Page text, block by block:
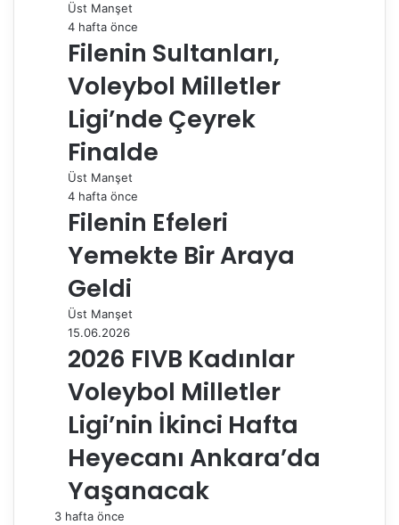
ş
Üst Manşet
4 hafta önce
Filenin Sultanları,
Voleybol Milletler
Ligi’nde Çeyrek
Finalde
Üst Manşet
4 hafta önce
Filenin Efeleri
Yemekte Bir Araya
Geldi
Üst Manşet
15.06.2026
2026 FIVB Kadınlar
Voleybol Milletler
Ligi’nin İkinci Hafta
Heyecanı Ankara’da
Yaşanacak
3 hafta önce